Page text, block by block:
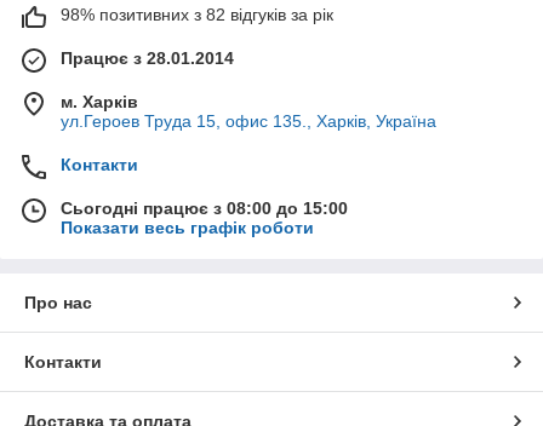
98% позитивних з 82 відгуків за рік
Працює з 28.01.2014
м. Харків
ул.Героев Труда 15, офис 135., Харків, Україна
Контакти
Сьогодні працює з 08:00 до 15:00
Показати весь графік роботи
Про нас
Контакти
Доставка та оплата